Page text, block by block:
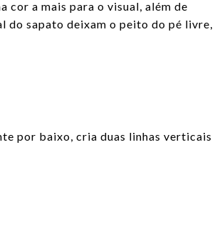
cor a mais para o visual, além de
do sapato deixam o peito do pé livre,
por baixo, cria duas linhas verticais